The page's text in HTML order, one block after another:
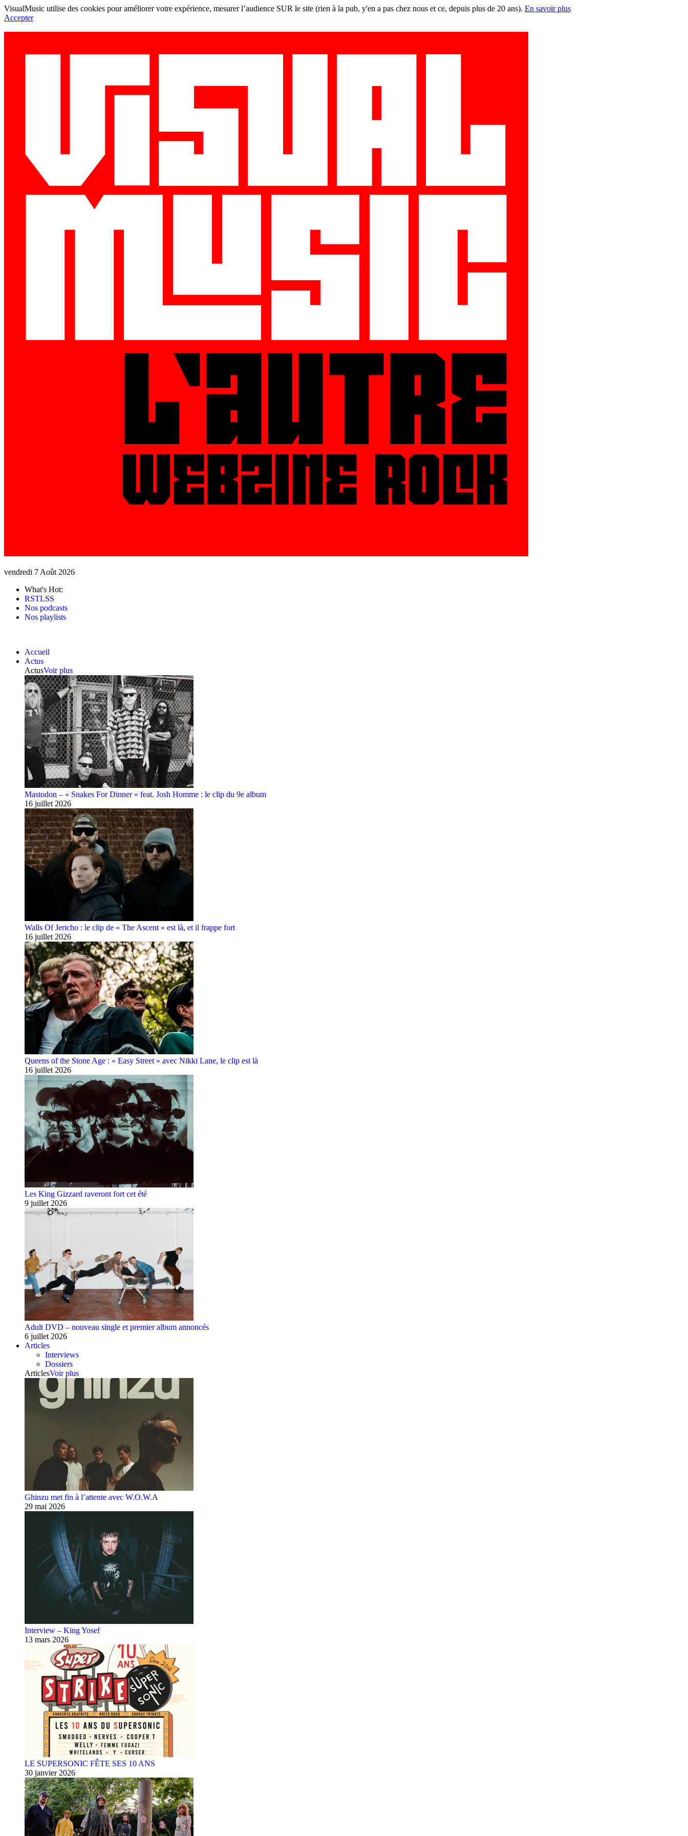
VisualMusic utilise des cookies pour améliorer votre expérience, mesurer l’audience SUR le site (rien à la pub, y'en a pas chez nous et ce, depuis plus de 20 ans). En savoir plus
Accepter
vendredi 7 Août 2026
What's Hot:
RSTLSS
Nos podcasts
Nos playlists
Accueil
Actus
ActusVoir plus
Mastodon – « Snakes For Dinner » feat. Josh Homme : le clip du 9e album
16 juillet 2026
Walls Of Jericho : le clip de « The Ascent » est là, et il frappe fort
16 juillet 2026
Queens of the Stone Age : « Easy Street » avec Nikki Lane, le clip est là
16 juillet 2026
Les King Gizzard raveront fort cet été
9 juillet 2026
Adult DVD – nouveau single et premier album annoncés
6 juillet 2026
Articles
Interviews
Dossiers
ArticlesVoir plus
Ghinzu met fin à l’attente avec W.O.W.A
29 mai 2026
Interview – King Yosef
13 mars 2026
LE SUPERSONIC FÊTE SES 10 ANS
30 janvier 2026